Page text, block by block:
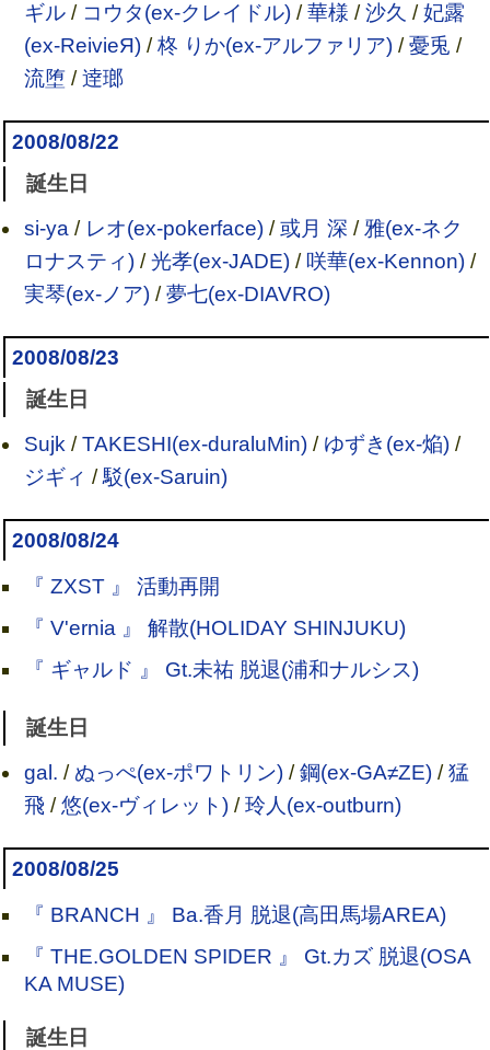
ギル/ コウタ(ex-クレイドル)/華様 /沙久 /妃露
(ex-ReivieЯ)/柊 りか(ex-アルファリア)/憂兎 /
流堕/逹瑯
2008/08/22
誕生日
si-ya / レオ(ex-pokerface)/或月 深 / 雅(ex-ネク
ロナスティ)/光孝(ex-JADE)/ 咲華(ex-Kennon)/
実琴(ex-ノア)/夢七(ex-DIAVRO)
2008/08/23
誕生日
Sujk /TAKESHI(ex-duraluMin)/ ゆずき(ex-焔)/
ジギィ /駁(ex-Saruin)
2008/08/24
『 ZXST 』 活動再開
『 V'ernia 』 解散(HOLIDAY SHINJUKU)
『 ギャルド 』 Gt.未祐 脱退(浦和ナルシス)
誕生日
gal. / ぬっぺ(ex-ポワトリン)/鋼(ex-GA≠ZE)/猛
飛 /悠(ex-ヴィレット)/玲人(ex-outburn)
2008/08/25
『 BRANCH 』 Ba.香月 脱退(高田馬場AREA)
『 THE.GOLDEN SPIDER 』 Gt.カズ 脱退(OSA
KA MUSE)
誕生日